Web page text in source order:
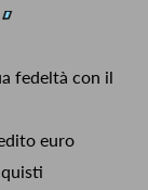
fedeltà con il
euro